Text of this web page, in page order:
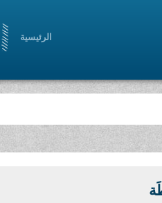
الرئيسية